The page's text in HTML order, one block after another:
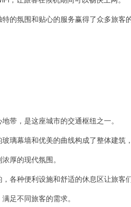
氛围和贴心的服务赢得了众多旅客的
，是这座城市的交通枢纽之一。
幕墙和优美的曲线构成了整体建筑，
厚的现代氛围。
种便利设施和舒适的休息区让旅客们
足不同旅客的需求。